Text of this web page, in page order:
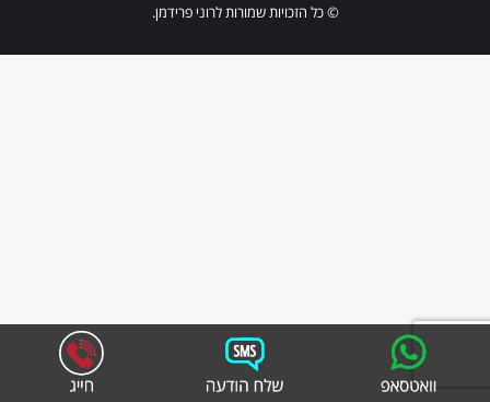
© כל הזכויות שמורות לרוני פרידמן.